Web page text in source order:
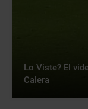
Lo Viste? El
Calera